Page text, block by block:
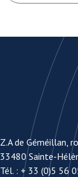
Z.A de Géméillan,
33480 Sainte-
Tél. : + 33 (0)5 56